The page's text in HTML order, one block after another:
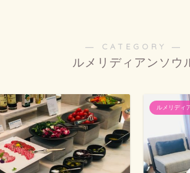
― CATEGORY ―
ルメリディアンソウ
ルメリディ